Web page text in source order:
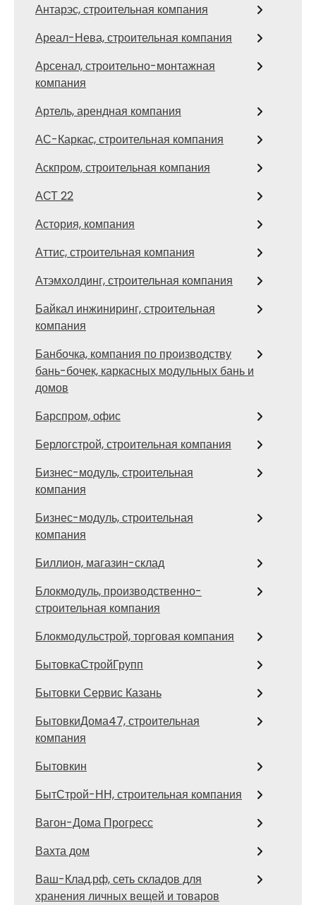
Антарэс, строительная компания
Ареал-Нева, строительная компания
Арсенал, строительно-монтажная
компания
Артель, арендная компания
АС-Каркас, строительная компания
Аскпром, строительная компания
АСТ 22
Астория, компания
Аттис, строительная компания
Атэмхолдинг, строительная компания
Байкал инжиниринг, строительная
компания
Банбочка, компания по производству
бань-бочек, каркасных модульных бань и
домов
Барспром, офис
Берлогстрой, строительная компания
Бизнес-модуль, строительная
компания
Бизнес-модуль, строительная
компания
Биллион, магазин-склад
Блокмодуль, производственно-
строительная компания
Блокмодульстрой, торговая компания
БытовкаСтройГрупп
Бытовки Сервис Казань
БытовкиДома47, строительная
компания
Бытовкин
БытСтрой-НН, строительная компания
Вагон-Дома Прогресс
Вахта дом
Ваш-Клад.рф, сеть складов для
хранения личных вещей и товаров